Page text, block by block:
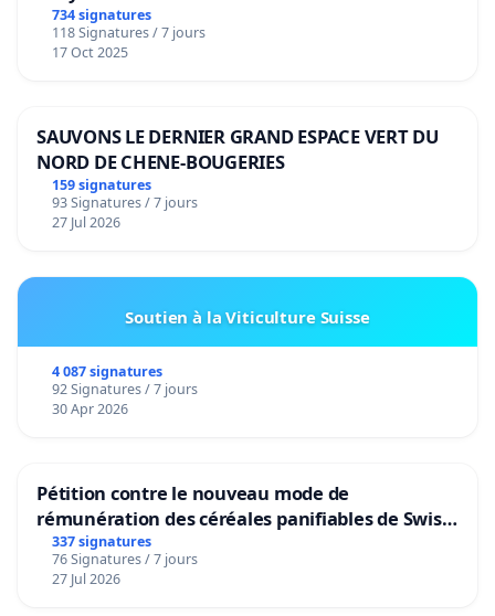
de notre territoire »
734 signatures
118 Signatures / 7 jours
17 Oct 2025
SAUVONS LE DERNIER GRAND ESPACE VERT DU
NORD DE CHENE-BOUGERIES
159 signatures
93 Signatures / 7 jours
27 Jul 2026
Soutien à la Viticulture Suisse
4 087 signatures
92 Signatures / 7 jours
30 Apr 2026
Pétition contre le nouveau mode de
rémunération des céréales panifiables de Swiss
granum basé sur la teneur en protéines
337 signatures
76 Signatures / 7 jours
27 Jul 2026